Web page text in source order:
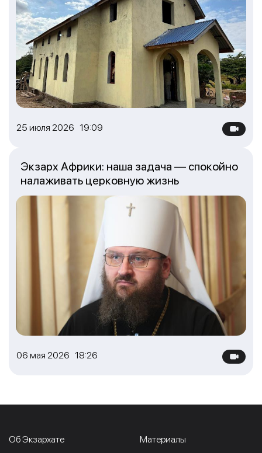
25 июля 2026 19:09
06 мая 2026 18:26
Экзарх Африки: наша задача — спокойно
налаживать церковную жизнь
Об Экзархате Материалы